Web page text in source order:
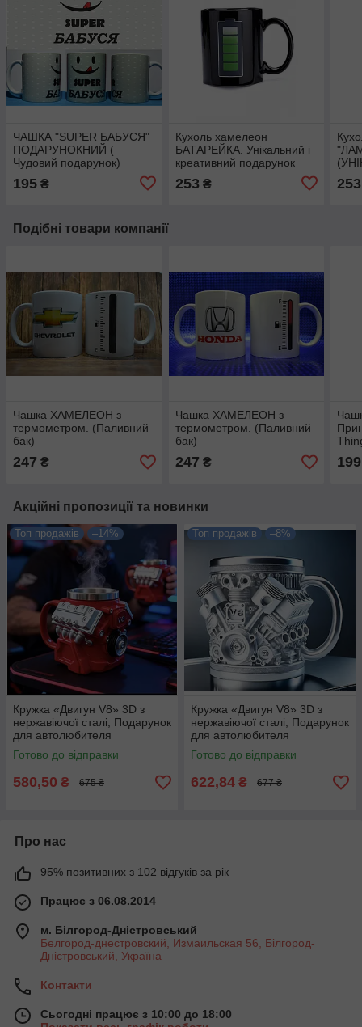
ЧАШКА "SUPER БАБУСЯ"
ПОДАРУНОКНИЙ (
Чудовий подарунок)
195 ₴
Кухоль хамелеон
БАТАРЕЙКА. Унікальний і
креативний подарунок
253 ₴ 253
Подібні товари компанії
Чашка ХАМЕЛЕОН з
термометром. (Паливний
бак)
247 ₴
Чашка ХАМЕЛЕОН з
термометром. (Паливний
бак)
247 ₴ 199
Акційні пропозиції та новинки
Топ продажів –14%
Кружка «Двигун V8» 3D з
нержавіючої сталі, Подарунок
для автолюбителя
Готово до відправки
580,50 ₴ 675 ₴
Топ продажів –8%
Кружка «Двигун V8» 3D з
нержавіючої сталі, Подарунок
для автолюбителя
Готово до відправки
622,84 ₴ 677 ₴
Про нас
95% позитивних з 102 відгуків за рік
Працює з 06.08.2014
м. Білгород-Дністровський
Белгород-днестровский, Измаильская 56, Білгород-
Дністровський, Україна
Контакти
Сьогодні працює з 10:00 до 18:00